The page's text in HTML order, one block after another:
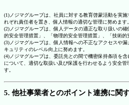
(1)ノジマグループは、社員に対する教育啓蒙活動を実
れぞれ責任者を置き、個人情報の適切な管理に努めます。
(2)ノジマグループは、個人データの適正な取り扱いの
的安全管理措置」、「物理的安全管理措置」、「技術的
(3)ノジマグループは、個人情報への不正なアクセスや
キュリティのレベル向上に努めます。
(4)ノジマグループは、委託先との間で機密保持条項を
について、適切な取扱い及び保護を行わせるよう安全
す。
5. 他社事業者とのポイント連携に関